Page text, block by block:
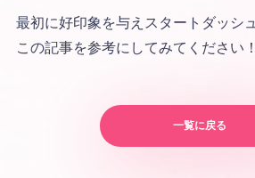
最初に好印象を与えスタートダッシ
この記事を参考にしてみてください！
一覧に戻る